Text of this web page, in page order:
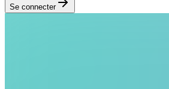
Se connecter